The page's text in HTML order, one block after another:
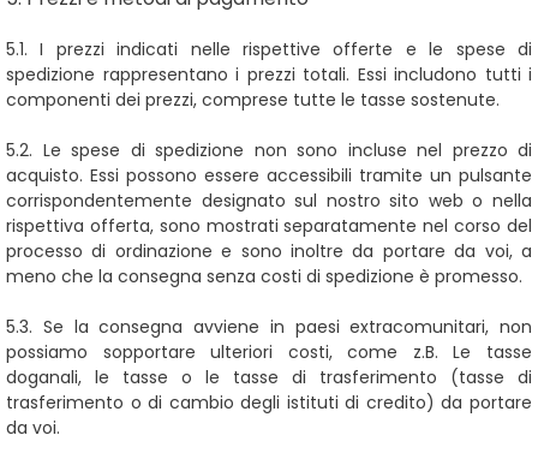
5.1. I prezzi indicati nelle rispettive offerte e le spese di
spedizione rappresentano i prezzi totali. Essi includono tutti i
componenti dei prezzi, comprese tutte le tasse sostenute.
5.2. Le spese di spedizione non sono incluse nel prezzo di
acquisto. Essi possono essere accessibili tramite un pulsante
corrispondentemente designato sul nostro sito web o nella
rispettiva offerta, sono mostrati separatamente nel corso del
processo di ordinazione e sono inoltre da portare da voi, a
meno che la consegna senza costi di spedizione è promesso.
5.3. Se la consegna avviene in paesi extracomunitari, non
possiamo sopportare ulteriori costi, come z.B. Le tasse
doganali, le tasse o le tasse di trasferimento (tasse di
trasferimento o di cambio degli istituti di credito) da portare
da voi.